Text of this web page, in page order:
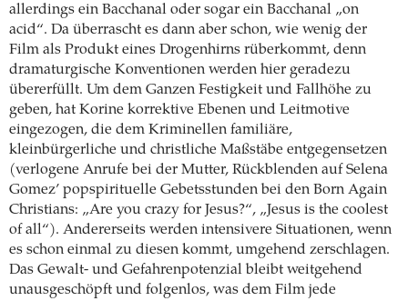
allerdings ein Bacchanal oder sogar ein Bacchanal „on
acid“. Da überrascht es dann aber schon, wie wenig der
Film als Produkt eines Drogenhirns rüberkommt, denn
dramaturgische Konventionen werden hier geradezu
übererfüllt. Um dem Ganzen Festigkeit und Fallhöhe zu
geben, hat Korine korrektive Ebenen und Leitmotive
eingezogen, die dem Kriminellen familiäre,
kleinbürgerliche und christliche Maßstäbe entgegensetzen
(verlogene Anrufe bei der Mutter, Rückblenden auf Selena
Gomez’ popspirituelle Gebetsstunden bei den Born Again
Christians: „Are you crazy for Jesus?“, „Jesus is the coolest
of all“). Andererseits werden intensivere Situationen, wenn
es schon einmal zu diesen kommt, umgehend zerschlagen.
Das Gewalt- und Gefahrenpotenzial bleibt weitgehend
unausgeschöpft und folgenlos, was dem Film jede